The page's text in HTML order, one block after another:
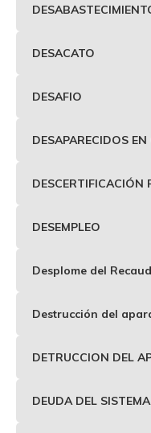
DESACATO
DESAFIO
DESAPARECIDOS
DESCERTIFICACIÓN
DESEMPLEO
Desplome del
Destrucción del
DETRUCCION DEL
DEUDA DEL